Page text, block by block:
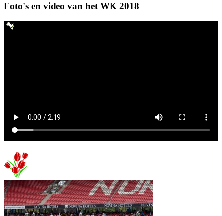
Foto's en video van het WK 2018